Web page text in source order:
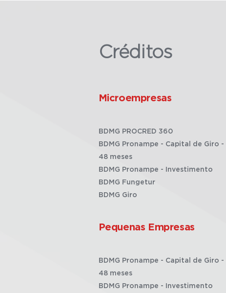
Créditos
Microempresas
BDMG PROCRED 360
BDMG Pronampe - Capital de Giro -
48 meses
BDMG Pronampe - Investimento
BDMG Fungetur
BDMG Giro
Pequenas Empresas
BDMG Pronampe - Capital de Giro -
48 meses
BDMG Pronampe - Investimento